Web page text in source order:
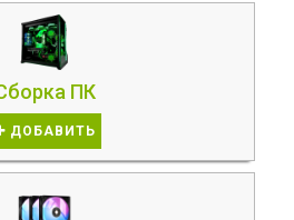
ПК
ДОБАВИТЬ